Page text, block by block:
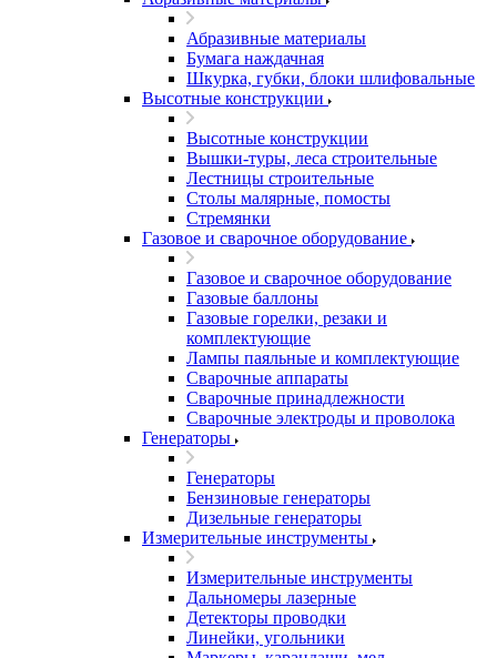
Абразивные материалы
Бумага наждачная
Шкурка, губки, блоки шлифовальные
Высотные конструкции
Высотные конструкции
Вышки-туры, леса строительные
Лестницы строительные
Столы малярные, помосты
Стремянки
Газовое и сварочное оборудование
Газовое и сварочное оборудование
Газовые баллоны
Газовые горелки, резаки и
комплектующие
Лампы паяльные и комплектующие
Сварочные аппараты
Сварочные принадлежности
Сварочные электроды и проволока
Генераторы
Генераторы
Бензиновые генераторы
Дизельные генераторы
Измерительные инструменты
Измерительные инструменты
Дальномеры лазерные
Детекторы проводки
Линейки, угольники